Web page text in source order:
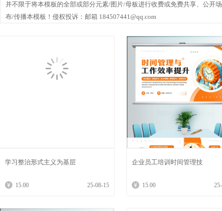
并不限于将本模板的全部或部分元素/图片/母板进行收费或免费共享、公开
布/传播本模板！侵权投诉：邮箱 184507441@qq.com
学习整治形式主义为基层
15.00 25-08-15
企业员工培训时间管理技
15.00